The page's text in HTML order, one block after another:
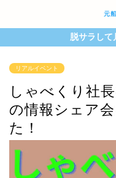
元
脱サラして
リアルイベント
しゃべくり社
の情報シェア
た！